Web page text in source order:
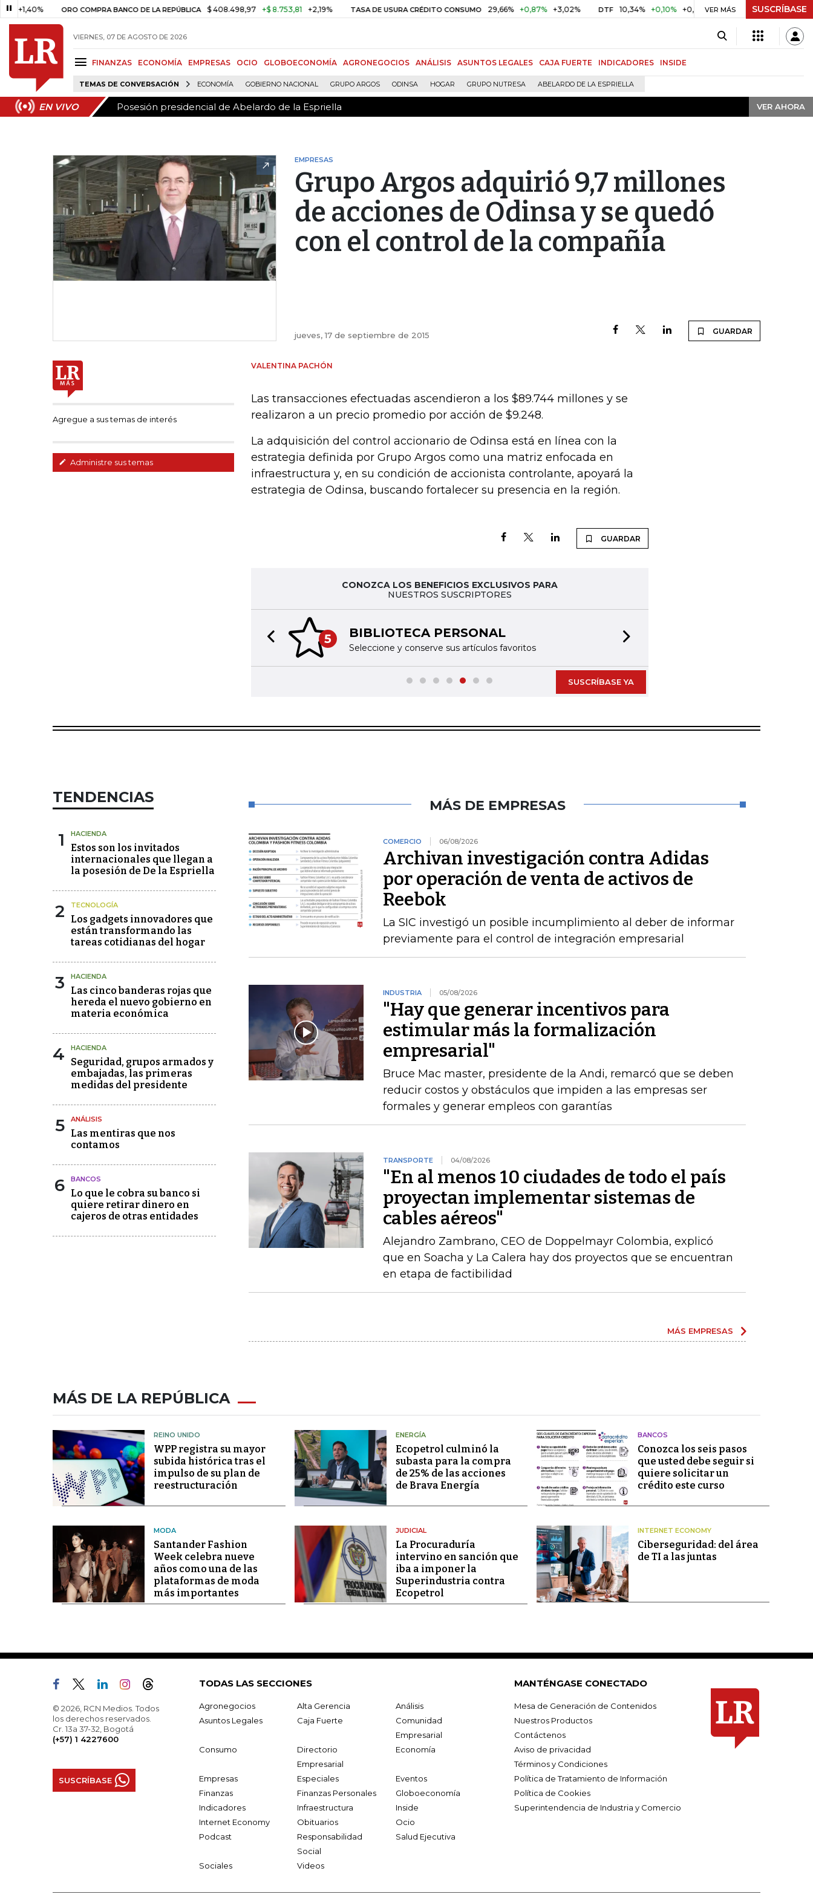
ORO COMPRA BANCO DE LA REPÚBLICA $ 408.498,97 +$ 8.753,81 +2,19% TASA DE USURA CRÉDITO CONSUMO 29,66% +0,87% +3,02% DTF 10,34% +0,10% +0,98% UVR $ 416,91 +$ 0,05
VER MÁS SUSCRÍBASE
VIERNES, 07 DE AGOSTO DE 2026
FINANZAS ECONOMÍA EMPRESAS OCIO GLOBOECONOMÍA AGRONEGOCIOS ANÁLISIS ASUNTOS LEGALES CAJA FUERTE INDICADORES INSIDE
TEMAS DE CONVERSACIÓN ECONOMÍA GOBIERNO NACIONAL GRUPO ARGOS ODINSA HOGAR GRUPO NUTRESA ABELARDO DE LA ESPRIELLA
EN VIVO Posesión presidencial de Abelardo de la Espriella VER AHORA
EN VIVO Posesión presidencial de Abelardo de la Espriella VER AHORA
EMPRESAS
Grupo Argos adquirió 9,7 millones
de acciones de Odinsa y se quedó
con el control de la compañía
jueves, 17 de septiembre de 2015 GUARDAR
Agregue a sus temas de interés
Administre sus temas
VALENTINA PACHÓN
Las transacciones efectuadas ascendieron a los $89.744 millones y se
realizaron a un precio promedio por acción de $9.248.
La adquisición del control accionario de Odinsa está en línea con la
estrategia definida por Grupo Argos como una matriz enfocada en
infraestructura y, en su condición de accionista controlante, apoyará la
estrategia de Odinsa, buscando fortalecer su presencia en la región.
GUARDAR
CONOZCA LOS BENEFICIOS EXCLUSIVOS PARA
NUESTROS SUSCRIPTORES
5 BIBLIOTECA PERSONAL
Seleccione y conserve sus artículos favoritos
Previous slide
SUSCRÍBASE YA
TENDENCIAS
1 HACIENDA
Estos son los invitados
internacionales que llegan a
la posesión de De la Espriella
2 TECNOLOGÍA
Los gadgets innovadores que
están transformando las
tareas cotidianas del hogar
3 HACIENDA
Las cinco banderas rojas que
hereda el nuevo gobierno en
materia económica
4 HACIENDA
Seguridad, grupos armados y
embajadas, las primeras
medidas del presidente
5 ANÁLISIS
Las mentiras que nos
contamos
6 BANCOS
Lo que le cobra su banco si
quiere retirar dinero en
cajeros de otras entidades
MÁS DE EMPRESAS
COMERCIO 06/08/2026
Archivan investigación contra Adidas
por operación de venta de activos de
Reebok
La SIC investigó un posible incumplimiento al deber de informar
previamente para el control de integración empresarial
INDUSTRIA 05/08/2026
"Hay que generar incentivos para
estimular más la formalización
empresarial"
Bruce Mac master, presidente de la Andi, remarcó que se deben
reducir costos y obstáculos que impiden a las empresas ser
formales y generar empleos con garantías
TRANSPORTE 04/08/2026
"En al menos 10 ciudades de todo el país
proyectan implementar sistemas de
cables aéreos"
Alejandro Zambrano, CEO de Doppelmayr Colombia, explicó
que en Soacha y La Calera hay dos proyectos que se encuentran
en etapa de factibilidad
MÁS EMPRESAS
MÁS DE LA REPÚBLICA
REINO UNIDO
WPP registra su mayor
subida histórica tras el
impulso de su plan de
reestructuración
ENERGÍA
Ecopetrol culminó la
subasta para la compra
de 25% de las acciones
de Brava Energía
BANCOS
Conozca los seis pasos
que usted debe seguir si
quiere solicitar un
crédito este curso
MODA
Santander Fashion
Week celebra nueve
años como una de las
plataformas de moda
más importantes
JUDICIAL
La Procuraduría
intervino en sanción que
iba a imponer la
Superindustria contra
Ecopetrol
INTERNET ECONOMY
Ciberseguridad: del área
de TI a las juntas
© 2026, RCN Medios. Todos
los derechos reservados.
Cr. 13a 37-32, Bogotá
(+57) 1 4227600
SUSCRÍBASE
TODAS LAS SECCIONES
Agronegocios Alta Gerencia
Análisis
Asuntos Legales
Caja Fuerte
Comunidad
Empresarial
Consumo
Directorio
Empresarial
Economía
Empresas Especiales
Eventos
Finanzas
Finanzas Personales
Globoeconomía
Indicadores
Infraestructura
Inside
Internet Economy
Obituarios
Ocio
Podcast
Responsabilidad
Social
Salud Ejecutiva
Sociales Videos
MANTÉNGASE CONECTADO
Mesa de Generación de Contenidos
Nuestros Productos
Contáctenos
Aviso de privacidad
Términos y Condiciones
Política de Tratamiento de Información
Política de Cookies
Superintendencia de Industria y Comercio